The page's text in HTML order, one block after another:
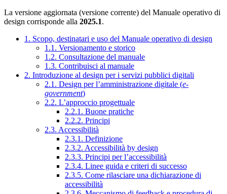
La versione aggiornata (versione corrente) del Manuale operativo di
design corrisponde alla 2025.1.
1. Scopo, destinatari e uso del Manuale operativo di design
1.1. Versionamento e storico
1.2. Consultazione del manuale
1.3. Contribuisci al manuale
2. Introduzione al design per i servizi pubblici digitali
2.1. Design per l’amministrazione digitale (e-
government)
2.2. L’approccio progettuale
2.2.1. Buone pratiche
2.2.2. Principi
2.3. Accessibilità
2.3.1. Definizione
2.3.2. Accessibilità by design
2.3.3. Principi per l’accessibilità
2.3.4. Linee guida e criteri di successo
2.3.5. Come rilasciare una dichiarazione di
accessibilità